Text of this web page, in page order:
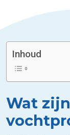
Inhoud
Wat